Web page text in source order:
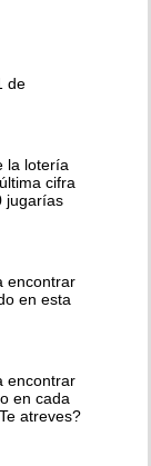
de
la lotería
cifra
jugarías
encontrar
en esta
encontrar
en cada
atreves?